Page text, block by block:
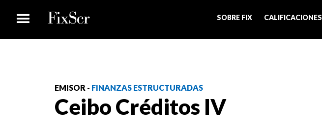
SOBRE FIX CALIFICACIONES
EMISOR - FINANZAS ESTRUCTURADAS
Ceibo Créditos IV